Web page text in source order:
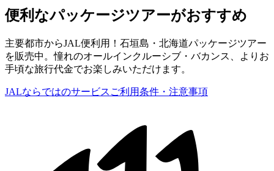
便利なパッケージツアーがおすすめ
主要都市からJAL便利用！石垣島・北海道パッケージツアー
を販売中。憧れのオールインクルーシブ・バカンス、よりお
手頃な旅行代金でお楽しみいただけます。
JALならではのサービス ご利⽤条件・注意事項